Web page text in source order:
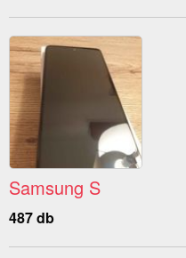
Samsung S
487 db